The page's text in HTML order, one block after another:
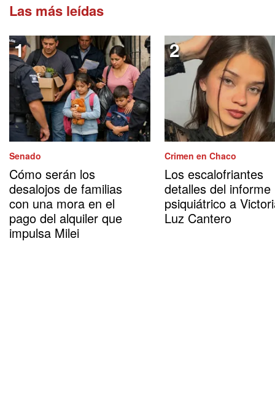
Las más leídas
Senado
Cómo serán los
desalojos de familias
con una mora en el
pago del alquiler que
impulsa Milei
Crimen en Chaco
Los escalofriantes
detalles del informe
psiquiátrico a
Luz Cantero